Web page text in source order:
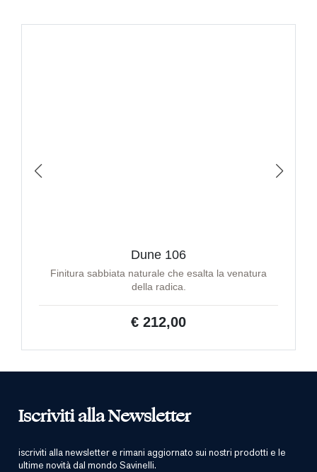
Dune 106
Finitura sabbiata naturale che esalta la venatura
della radica.
€ 212,00
Iscriviti alla Newsletter
iscriviti alla newsletter e rimani aggiornato sui nostri prodotti e le
ultime novità dal mondo Savinelli.